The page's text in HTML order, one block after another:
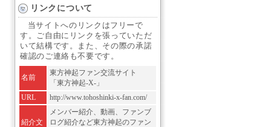
リンクについて
当サイトへのリンクはフリーで
す。ご自由にリンクを張っていただ
いて結構です。また、その際の承諾
確認のご連絡も不要です。
名前
東方神起ファン交流サイト
「東方神起-X-」
URL
http://www.tohoshinki-x-fan.com/
紹介文
メンバー紹介、動画、ファンブ
ログ紹介など東方神起のファン